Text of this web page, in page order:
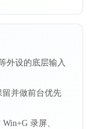
外设的底层输入
并做前台优先
录屏、